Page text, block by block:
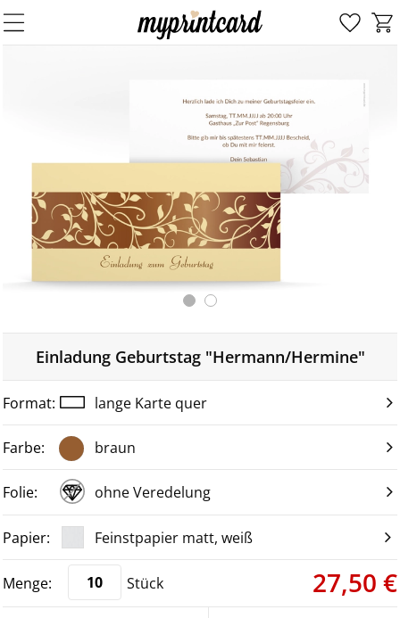
Einladung Geburtstag "Hermann/Hermine"
lange Karte quer
braun
ohne Veredelung
Feinstpapier matt, weiß
Stück 27,50 €